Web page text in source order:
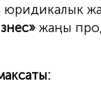
жаңы